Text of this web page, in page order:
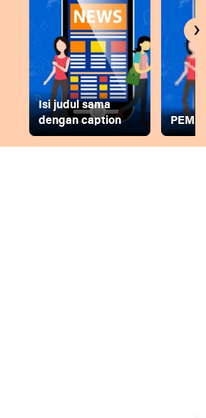
Isi judul sama
dengan caption
›